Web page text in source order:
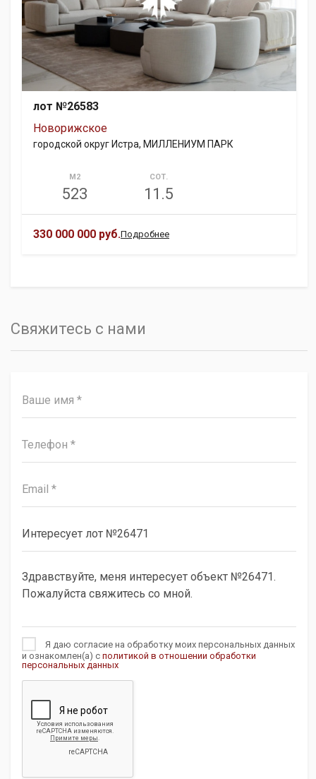
лот №26583
Новорижское
городской округ Истра, МИЛЛЕНИУМ ПАРК
М2
523
СОТ.
11.5
330 000 000 руб.Подробнее
Свяжитесь с нами
Я даю согласие на обработку моих персональных данных
и ознакомлен(а) с политикой в отношении обработки
персональных данных